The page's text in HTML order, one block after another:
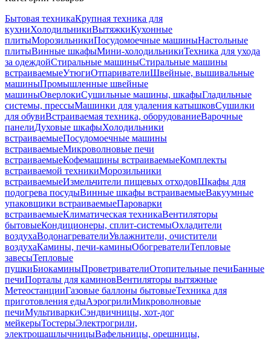
Бытовая техникаКрупная техника для
кухниХолодильникиВытяжкиКухонные
плитыМорозильникиПосудомоечные машиныНастольные
плитыВинные шкафыМини-холодильникиТехника для ухода
за одеждойСтиральные машиныСтиральные машины
встраиваемыеУтюгиОтпаривателиШвейные, вышивальные
машиныПромышленные швейные
машиныОверлокиСушильные машины, шкафыГладильные
системы, прессыМашинки для удаления катышковСушилки
для обувиВстраиваемая техника, оборудованиеВарочные
панелиДуховые шкафыХолодильники
встраиваемыеПосудомоечные машины
встраиваемыеМикроволновые печи
встраиваемыеКофемашины встраиваемыеКомплекты
встраиваемой техникиМорозильники
встраиваемыеИзмельчители пищевых отходовШкафы для
подогрева посудыВинные шкафы встраиваемыеВакуумные
упаковщики встраиваемыеПароварки
встраиваемыеКлиматическая техникаВентиляторы
бытовыеКондиционеры, сплит-системыОхладители
воздухаВодонагревателиУвлажнители, очистители
воздухаКамины, печи-каминыОбогревателиТепловые
завесыТепловые
пушкиБиокаминыПроветривателиОтопительные печиБанные
печиПорталы для каминовВентиляторы вытяжные
МетеостанцииГазовые баллоны бытовыеТехника для
приготовления едыАэрогрилиМикроволновые
печиМультиваркиСэндвичницы, хот-дог
мейкерыТостерыЭлектрогрили,
электрошашлычницыВафельницы, орешницы,